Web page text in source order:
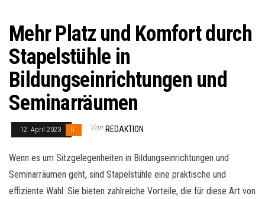
Mehr Platz und Komfort durch
Stapelstühle in
Bildungseinrichtungen und
Seminarräumen
12. April 2023 0 Von REDAKTION
Wenn es um Sitzgelegenheiten in Bildungseinrichtungen und
Seminarräumen geht, sind Stapelstühle eine praktische und
effiziente Wahl. Sie bieten zahlreiche Vorteile, die für diese Art von